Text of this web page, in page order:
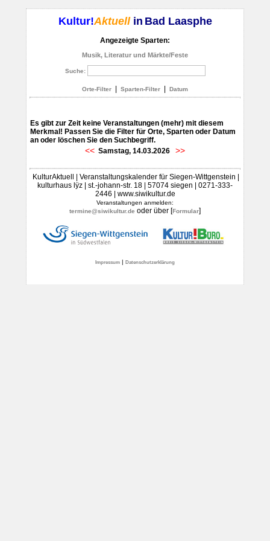
Kultur!Aktuellin Bad Laasphe
Angezeigte Sparten:
Musik, Literatur und Märkte/Feste
Suche:
Orte-Filter Sparten-Filter Datum
Es gibt zur Zeit keine Veranstaltungen (mehr) mit diesem
Merkmal! Passen Sie die Filter für Orte, Sparten oder Datum
an oder löschen Sie den Suchbegriff.
<< Samstag, 14.03.2026 >>
KulturAktuell | Veranstaltungskalender für Siegen-Wittgenstein |
kulturhaus lÿz | st.-johann-str. 18 | 57074 siegen | 0271-333-
2446 | www.siwikultur.de
Veranstaltungen anmelden:
termine@siwikultur.de oder über [Formular]
Impressum | Datenschutzerklärung